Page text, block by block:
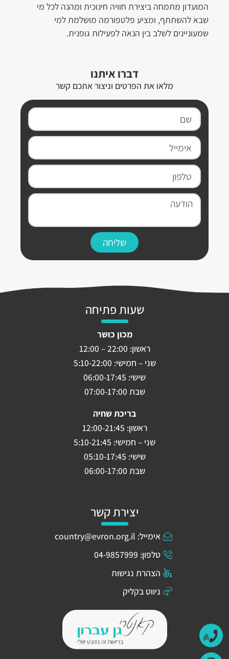
המועדון מתמחה ביצירת חוויה חינוכית ומהנה לכל מי
שבא להשתתף, ומציע פלטפורמה מושלמת למי
שמעוניינים לשלב בין הנאה לפעילות גופנית.
דברו איתנו
מלאו את הפרטים וניצור אתכם קשר
שליחה
שעות פתיחה
מכון כושר
ראשון: 22:00 – 12:00
שני – חמישי: 5:10-22:00
שישי: 06:00-17:45
שבת 07:00-17:00
בריכת שחיה
ראשון: 12:00-21:45
שני – חמישי: 5:10-21:45
שישי: 05:10-17:45
שבת 06:00-17:00
יצירת קשר
אימייל: country@evron.org.il
טלפון: 04-9857999
הצהרת נגישות
ניווט בקליק